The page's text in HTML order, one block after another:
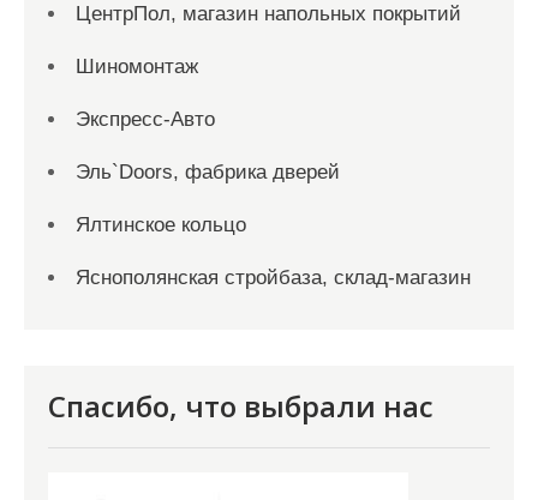
ЦентрПол, магазин напольных покрытий
Шиномонтаж
Экспресс-Авто
Эль`Doors, фабрика дверей
Ялтинское кольцо
Яснополянская стройбаза, склад-магазин
Спасибо, что выбрали нас